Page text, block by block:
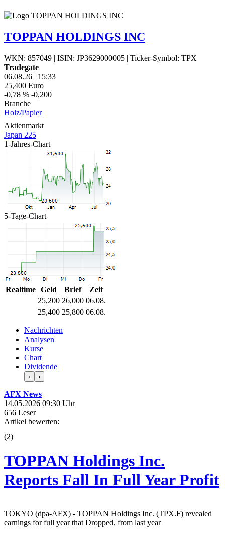
TOPPAN HOLDINGS INC
WKN: 857049 | ISIN: JP3629000005 | Ticker-Symbol: TPX
Tradegate
06.08.26 | 15:33
25,400 Euro
-0,78 % -0,200
Branche
Holz/Papier
Aktienmarkt
Japan 225
1-Jahres-Chart
5-Tage-Chart
Realtime Geld Brief
Zeit
25,200 26,000 06.08.
25,400 25,800 06.08.
Nachrichten
Analysen
Kurse
Chart
Dividende
‹ ›
AFX News
14.05.2026 09:30 Uhr
656 Leser
Artikel bewerten:
(2)
TOPPAN Holdings Inc.
Reports Fall In Full Year Profit
TOKYO (dpa-AFX) - TOPPAN Holdings Inc. (TPX.F) revealed
earnings for full year that Dropped, from last year